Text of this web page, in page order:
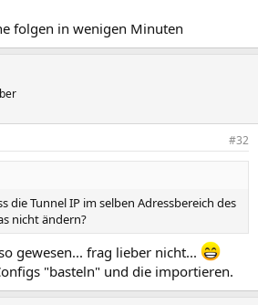
folgen in wenigen Minuten
#32
die Tunnel IP im selben Adressbereich des
nicht ändern?
gewesen... frag lieber nicht...
"basteln" und die importieren.